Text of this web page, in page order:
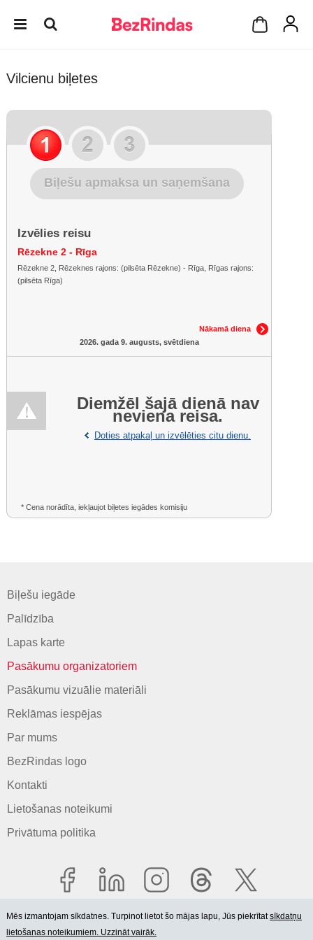
Vilcienu biļetes
Biļešu apmaksa un saņemšana
Izvēlies reisu
Rēzekne 2 - Rīga
Rēzekne 2, Rēzeknes rajons: (pilsēta Rēzekne) - Rīga, Rīgas rajons:
(pilsēta Rīga)
Nākamā diena
2026. gada 9. augusts, svētdiena
Diemžēl šajā dienā nav
neviena reisa.
Doties atpakaļ un izvēlēties citu dienu.
* Cena norādīta, iekļaujot biļetes iegādes komisiju
Biļešu iegāde
Palīdzība
Lapas karte
Pasākumu organizatoriem
Pasākumu vizuālie materiāli
Reklāmas iespējas
Par mums
BezRindas logo
Kontakti
Lietošanas noteikumi
Privātuma politika
Mēs izmantojam sīkdatnes. Turpinot lietot šo mājas lapu, Jūs piekrītatsīkdatņu
lietošanas noteikumiem. Uzzināt vairāk.